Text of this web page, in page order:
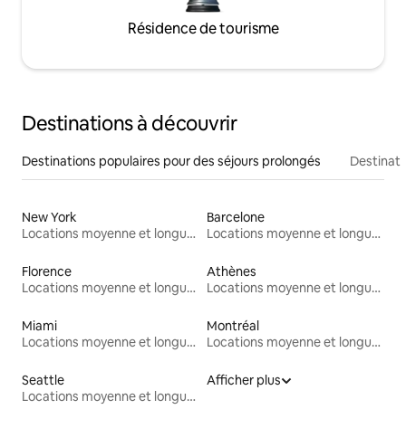
Résidence de tourisme
Destinations à découvrir
Destinations populaires pour des séjours prolongés
New York
Locations moyenne et longue durée
Barcelone
Locations moyenne et longue durée
Florence
Locations moyenne et longue durée
Athènes
Locations moyenne et longue durée
Miami
Locations moyenne et longue durée
Montréal
Locations moyenne et longue durée
Seattle
Locations moyenne et longue durée
Afficher plus